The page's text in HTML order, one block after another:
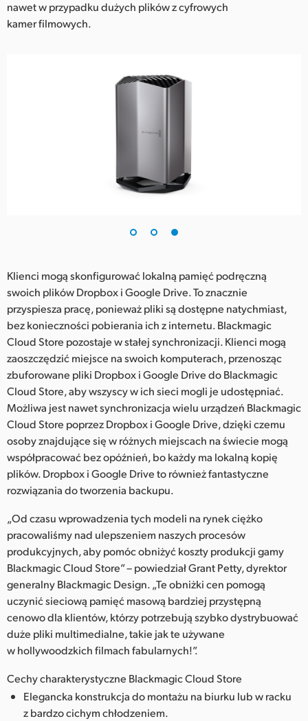
nawet w przypadku dużych plików z cyfrowych
kamer filmowych.
Klienci mogą skonfigurować lokalną pamięć podręczną
swoich plików Dropbox i Google Drive. To znacznie
przyspiesza pracę, ponieważ pliki są dostępne natychmiast,
bez konieczności pobierania ich z internetu. Blackmagic
Cloud Store pozostaje w stałej synchronizacji. Klienci mogą
zaoszczędzić miejsce na swoich komputerach, przenosząc
zbuforowane pliki Dropbox i Google Drive do Blackmagic
Cloud Store, aby wszyscy w ich sieci mogli je udostępniać.
Możliwa jest nawet synchronizacja wielu urządzeń Blackmagic
Cloud Store poprzez Dropbox i Google Drive, dzięki czemu
osoby znajdujące się w różnych miejscach na świecie mogą
współpracować bez opóźnień, bo każdy ma lokalną kopię
plików. Dropbox i Google Drive to również fantastyczne
rozwiązania do tworzenia backupu.
„Od czasu wprowadzenia tych modeli na rynek ciężko
pracowaliśmy nad ulepszeniem naszych procesów
produkcyjnych, aby pomóc obniżyć koszty produkcji gamy
Blackmagic Cloud Store” – powiedział Grant Petty, dyrektor
generalny Blackmagic Design. „Te obniżki cen pomogą
uczynić sieciową pamięć masową bardziej przystępną
cenowo dla klientów, którzy potrzebują szybko dystrybuować
duże pliki multimedialne, takie jak te używane
w hollywoodzkich filmach fabularnych!”.
Cechy charakterystyczne Blackmagic Cloud Store
Elegancka konstrukcja do montażu na biurku lub w racku
z bardzo cichym chłodzeniem.